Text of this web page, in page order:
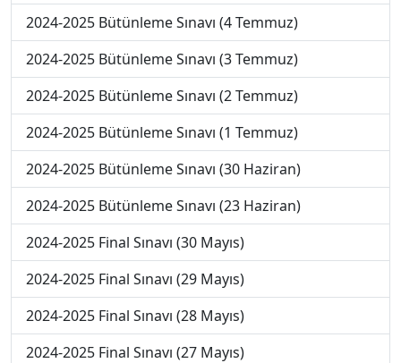
2024-2025 Bütünleme Sınavı (4 Temmuz)
2024-2025 Bütünleme Sınavı (3 Temmuz)
2024-2025 Bütünleme Sınavı (2 Temmuz)
2024-2025 Bütünleme Sınavı (1 Temmuz)
2024-2025 Bütünleme Sınavı (30 Haziran)
2024-2025 Bütünleme Sınavı (23 Haziran)
2024-2025 Final Sınavı (30 Mayıs)
2024-2025 Final Sınavı (29 Mayıs)
2024-2025 Final Sınavı (28 Mayıs)
2024-2025 Final Sınavı (27 Mayıs)